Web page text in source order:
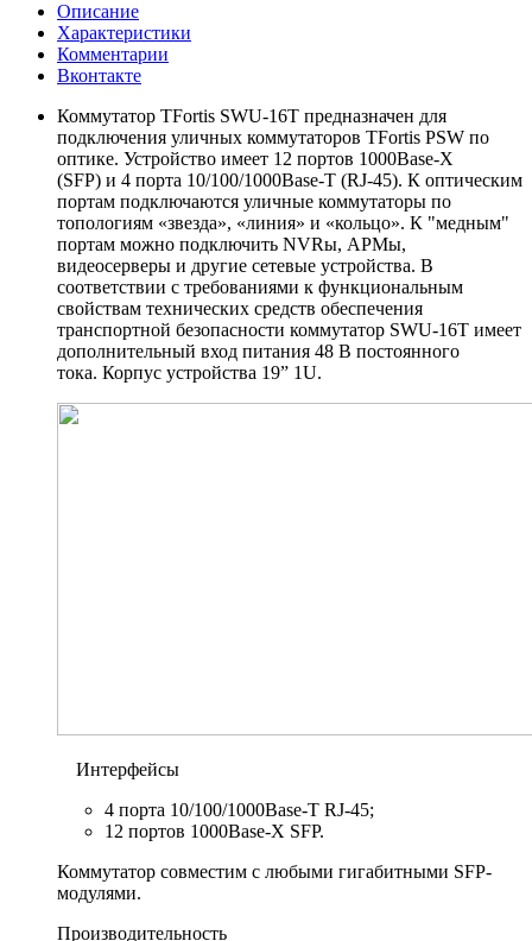
Описание
Характеристики
Комментарии
Вконтакте
Коммутатор TFortis SWU-16T предназначен для
подключения уличных коммутаторов TFortis PSW по
оптике. Устройство имеет 12 портов 1000Base-X
(SFP) и 4 порта 10/100/1000Base-T (RJ-45). К оптическим
портам подключаются уличные коммутаторы по
топологиям «звезда», «линия» и «кольцо». К "медным"
портам можно подключить NVRы, АРМы,
видеосерверы и другие сетевые устройства. В
соответствии с требованиями к функциональным
свойствам технических средств обеспечения
транспортной безопасности коммутатор SWU-16T имеет
дополнительный вход питания 48 В постоянного
тока. Корпус устройства 19” 1U.
Интерфейсы
4 порта 10/100/1000Base-T RJ-45;
12 портов 1000Base-X SFP.
Коммутатор совместим с любыми гигабитными SFP-
модулями.
Производительность